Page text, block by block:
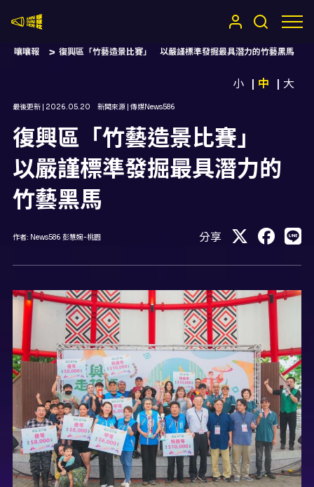
嚷嚷報 復興區「竹藝造景比賽」 以嚴謹標準發掘最具潛力的竹藝黑馬
小 中 大
最後更新 | 2026.05.20 新聞來源 | 傳媒News586
復興區「竹藝造景比賽」
以嚴謹標準發掘最具潛力的
竹藝黑馬
作者: News586 彭慧婉-桃園 分享